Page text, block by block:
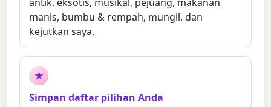
manis, bumbu & rempah, mungil, dan
kejutkan saya.
★
Simpan daftar pilihan Anda